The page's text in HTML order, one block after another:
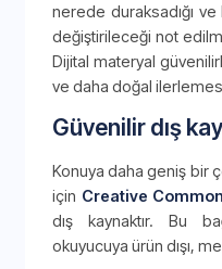
nerede duraksadığı
değiştirileceği not
Dijital materyal
ve daha doğal
Güvenilir dış
Konuya daha geniş bir
için Creative
dış kaynaktır. Bu
okuyucuya ürün dışı,